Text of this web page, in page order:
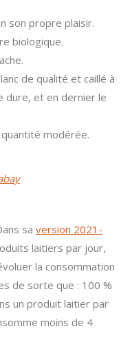
son propre plaisir.
biologique.
de qualité et caillé à
dure, et en dernier le
modérée.
sa version 2021-
laitiers par jour,
la consommation
de sorte que : 100 %
un produit laitier par
moins de 4